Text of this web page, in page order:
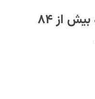
درآمد های‌وب در تیرماه بیش از ۸۴